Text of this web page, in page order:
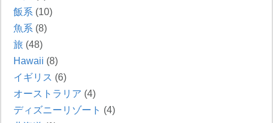
飯系 (10)
魚系 (8)
旅 (48)
Hawaii (8)
イギリス (6)
オーストラリア (4)
ディズニーリゾート (4)